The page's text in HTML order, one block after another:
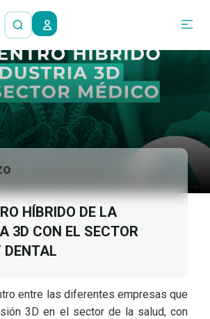
HÍBRIDO DE LA
3D CON EL SECTOR
DENTAL
entre las diferentes empresas que
3D en el sector de la salud, con